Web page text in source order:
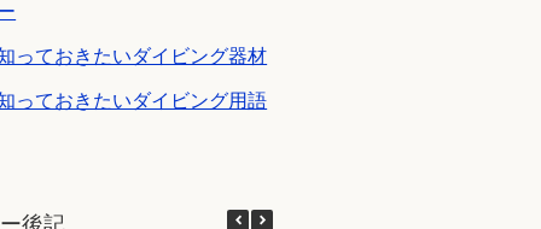
っておきたいダイビング器材
っておきたいダイビング用語